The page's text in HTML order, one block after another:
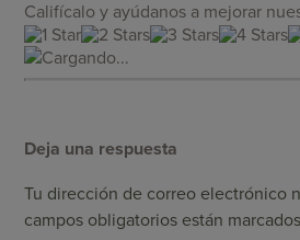
Califícalo y ayúdanos a mejorar
Cargando...
Deja una respuesta
Tu dirección de correo electrónico
campos obligatorios están